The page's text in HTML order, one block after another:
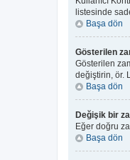
listesinde
Başa dön
Gösterilen
Gösterilen
değiştirin, ör.
Başa dön
Değişik bir
Eğer doğru
Başa dön